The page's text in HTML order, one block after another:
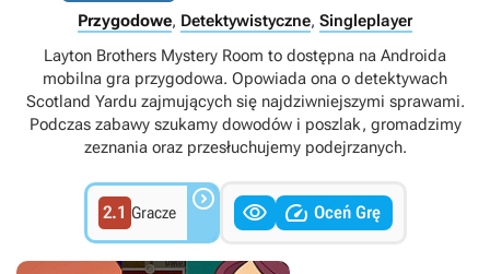
Przygodowe, Detektywistyczne, Singleplayer
Layton Brothers Mystery Room to dostępna na Androida
mobilna gra przygodowa. Opowiada ona o detektywach
Scotland Yardu zajmujących się najdziwniejszymi sprawami.
Podczas zabawy szukamy dowodów i poszlak, gromadzimy
zeznania oraz przesłuchujemy podejrzanych.
2.1 Gracze    Oceń Grę